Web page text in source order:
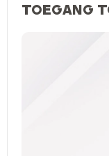
TOEGANG